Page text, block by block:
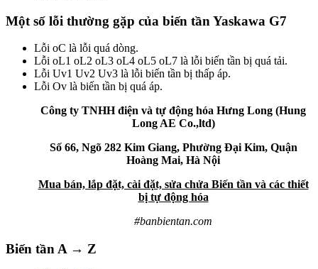
Một số lỗi thường gặp của biến tần Yaskawa G7
Lỗi oC là lỗi quá dòng.
Lỗi oL1 oL2 oL3 oL4 oL5 oL7 là lỗi biến tần bị quá tải.
Lỗi Uv1 Uv2 Uv3 là lỗi biến tần bị thấp áp.
Lỗi Ov là biến tần bị quá áp.
Công ty TNHH điện và tự động hóa Hưng Long (Hung
Long AE Co.,ltd)
Số 66, Ngõ 282 Kim Giang, Phường Đại Kim, Quận
Hoàng Mai, Hà Nội
Mua bán, lắp đặt, cài đặt, sửa chửa Biến tần và các thiết
bị tự động hóa
#banbientan.com
Biến tần A → Z